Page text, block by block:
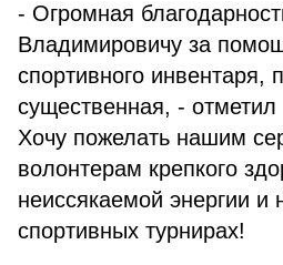
- Огромная
Владимировичу за
спортивного инвентаря,
существенная, -
Хочу пожелать нашим
волонтерам крепкого
неиссякаемой энергии и
спортивных турнирах!